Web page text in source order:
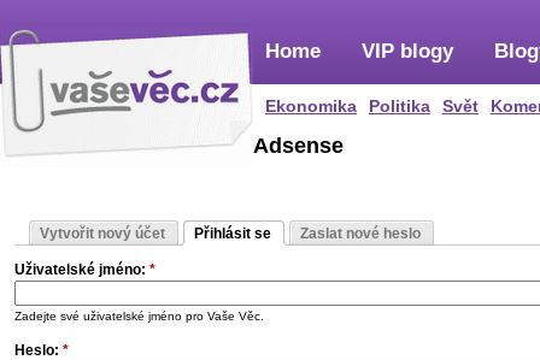
Home
Ekonomika Politika Svět
VIP blogy
Adsense
Vytvořit nový účet Přihlásit se Zaslat nové heslo
Uživatelské jméno: *
Zadejte své uživatelské jméno pro Vaše Věc.
Heslo: *